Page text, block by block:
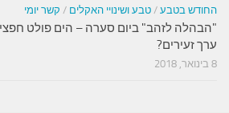
החודש בטבע / טבע ושינויי האקלים / קשר יומי
"הבהלה לזהב" ביום סערה – הים פולט
ערך זעירים?
8 בינואר, 2018